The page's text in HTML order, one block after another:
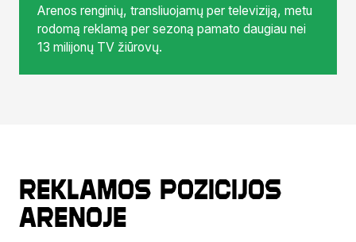
Arenos renginių, transliuojamų per televiziją, metu
rodomą reklamą per sezoną pamato daugiau nei
13 milijonų TV žiūrovų.
Reklamos pozicijos
arenoje